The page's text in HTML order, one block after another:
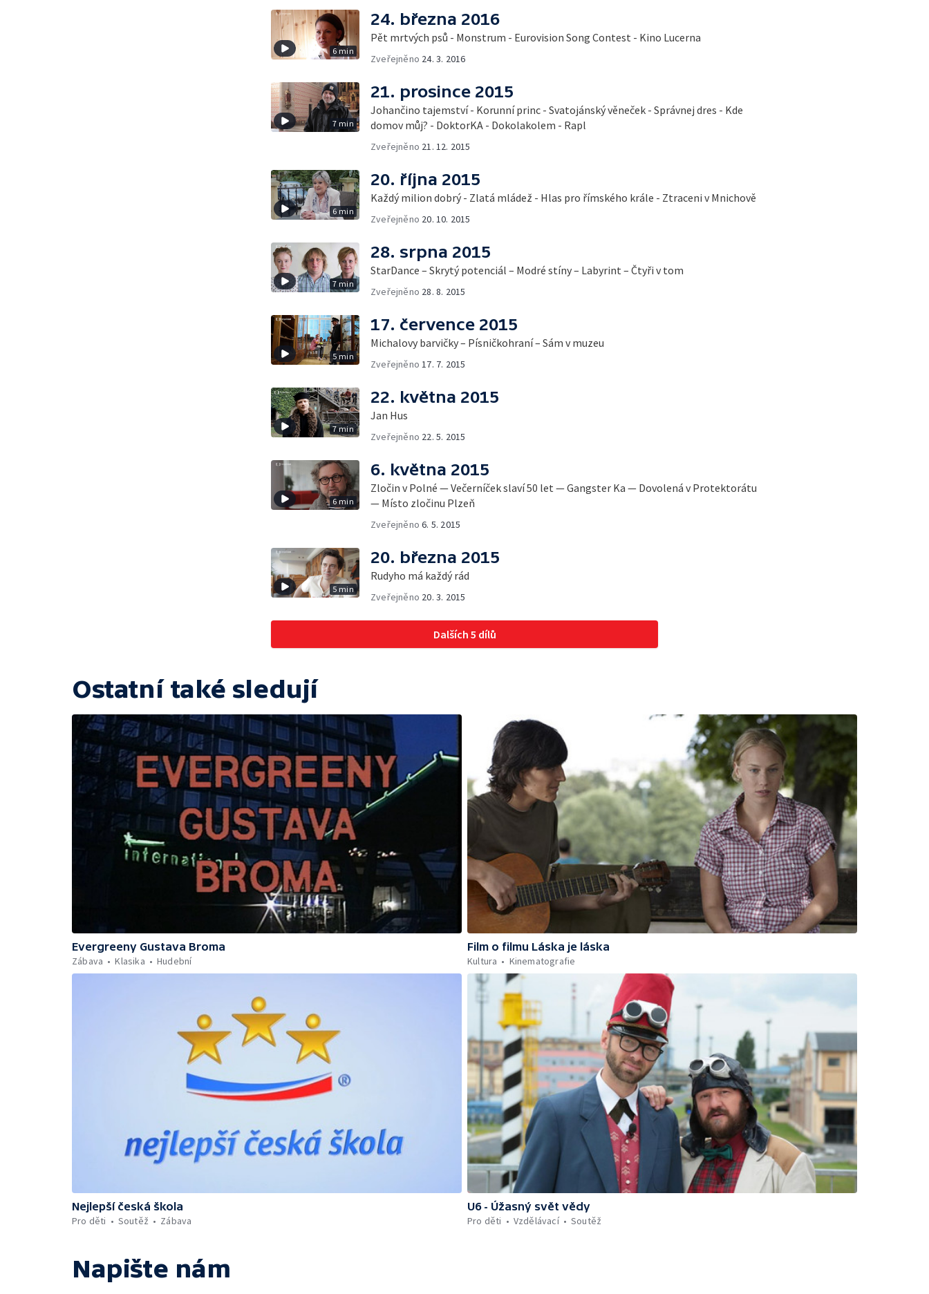
6 min
24. března 2016
Pět mrtvých psů - Monstrum - Eurovision Song Contest - Kino Lucerna
Zveřejněno 24. 3. 2016
7 min
21. prosince 2015
Johančino tajemství - Korunní princ - Svatojánský věneček - Správnej dres - Kde
domov můj? - DoktorKA - Dokolakolem - Rapl
Zveřejněno 21. 12. 2015
6 min
20. října 2015
Každý milion dobrý - Zlatá mládež - Hlas pro římského krále - Ztraceni v Mnichově
Zveřejněno 20. 10. 2015
7 min
28. srpna 2015
StarDance – Skrytý potenciál – Modré stíny – Labyrint – Čtyři v tom
Zveřejněno 28. 8. 2015
5 min
17. července 2015
Michalovy barvičky – Písničkohraní – Sám v muzeu
Zveřejněno17. 7. 2015
7 min
22. května 2015
Jan Hus
Zveřejněno 22. 5. 2015
6 min
6. května 2015
Zločin v Polné — Večerníček slaví 50 let — Gangster Ka — Dovolená v Protektorátu
— Místo zločinu Plzeň
Zveřejněno6. 5. 2015
5 min
20. března 2015
Rudyho má každý rád
Zveřejněno 20. 3. 2015
Dalších 5 dílů
Ostatní také sledují
Evergreeny Gustava Broma
Zábava
Klasika Hudební
Film o filmu Láska je láska
Kultura
Kinematografie
Nejlepší česká škola
Pro děti
Soutěž Zábava
U6 - Úžasný svět vědy
Pro děti
Vzdělávací Soutěž
Napište nám